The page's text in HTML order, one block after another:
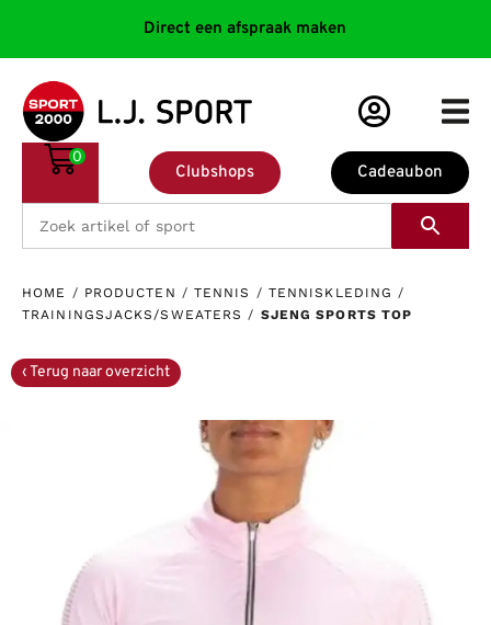
Direct een afspraak maken
Cadeaubon
Clubshops
0
HOME / PRODUCTEN / TENNIS / TENNISKLEDING /
TRAININGSJACKS/SWEATERS / SJENG SPORTS TOP